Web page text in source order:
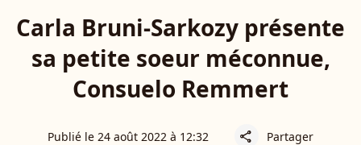
Carla Bruni-Sarkozy présente
sa petite soeur méconnue,
Consuelo Remmert
Publié le 24 août 2022 à 12:32 share Partager